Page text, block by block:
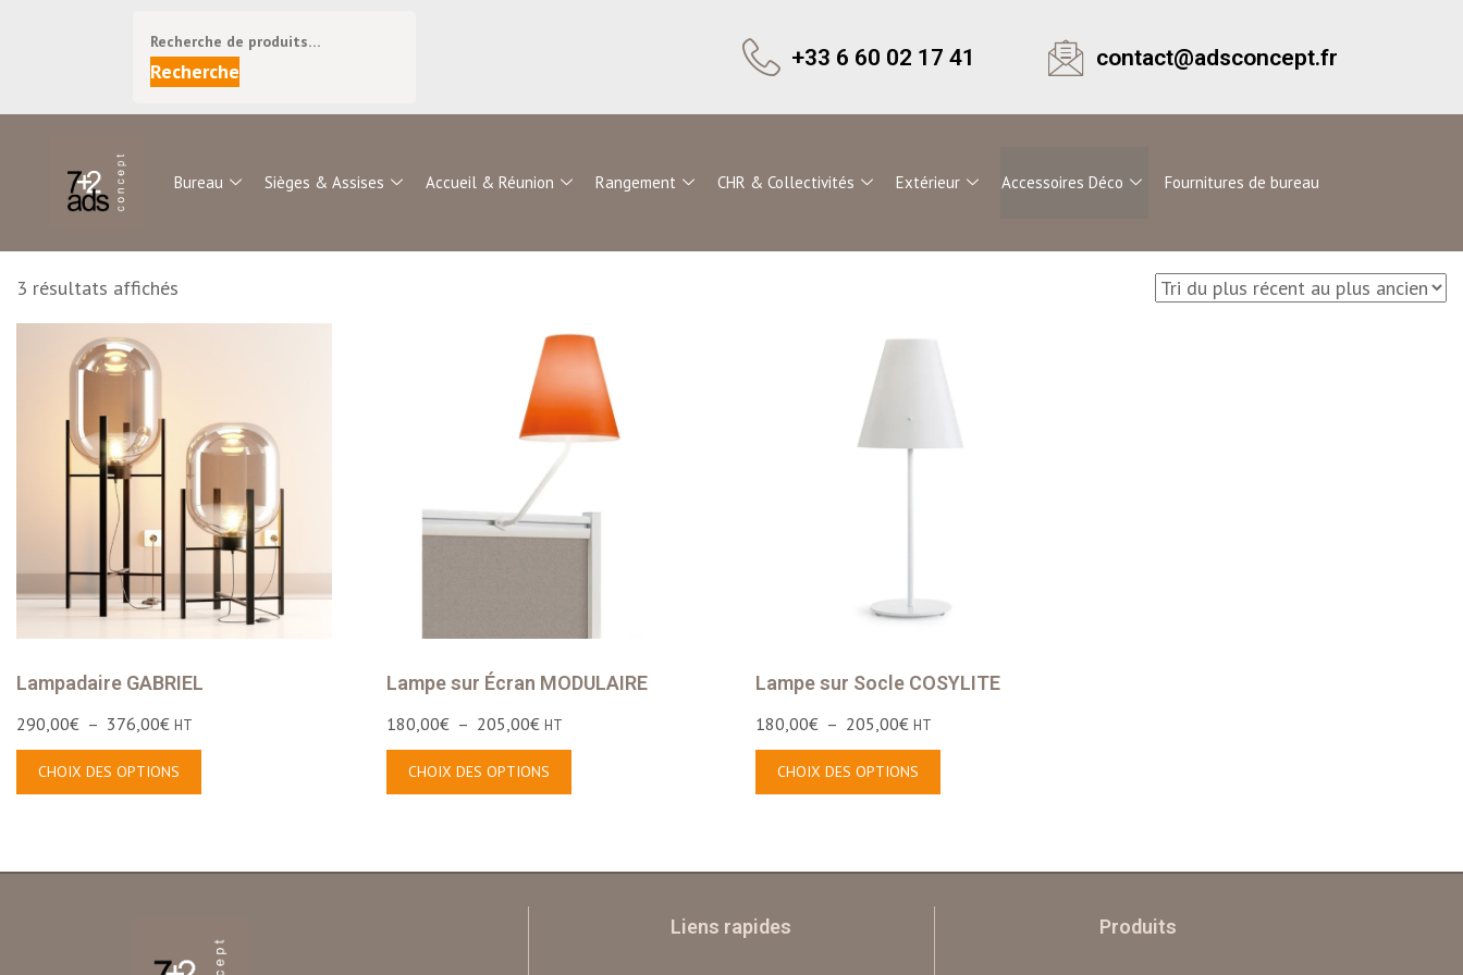
Recherche
+33 6 60 02 17 41 contact@adsconcept.fr
Bureau Sièges & Assises Accueil & Réunion Rangement CHR & Collectivités Extérieur Accessoires Déco Fournitures de bureau
3 résultats affichés
Lampadaire GABRIEL
290,00€ – 376,00€ HT
CHOIX DES OPTIONS
Lampe sur Écran MODULAIRE
180,00€ – 205,00€ HT
CHOIX DES OPTIONS
Lampe sur Socle COSYLITE
180,00€ – 205,00€ HT
CHOIX DES OPTIONS
Liens rapides Produits